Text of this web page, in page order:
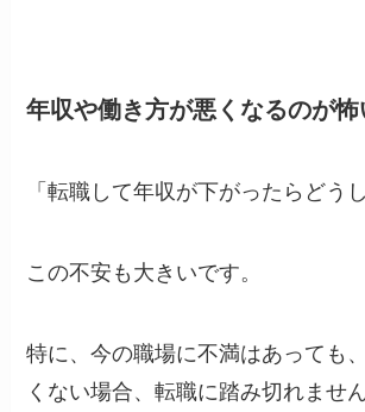
年収や働き方が悪くなるのが怖
「転職して年収が下がったらどう
この不安も大きいです。
特に、今の職場に不満はあっても
くない場合、転職に踏み切れません